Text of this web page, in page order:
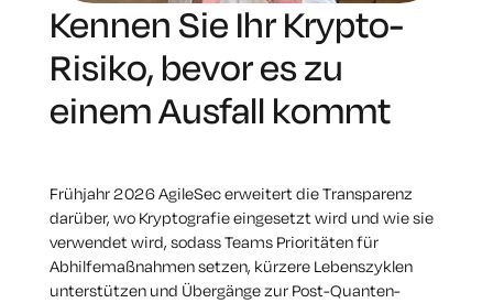
Kennen Sie Ihr Krypto-
Risiko, bevor es zu
einem Ausfall kommt
Frühjahr 2026 AgileSec erweitert die Transparenz
darüber, wo Kryptografie eingesetzt wird und wie sie
verwendet wird, sodass Teams Prioritäten für
Abhilfemaßnahmen setzen, kürzere Lebenszyklen
unterstützen und Übergänge zur Post-Quanten-